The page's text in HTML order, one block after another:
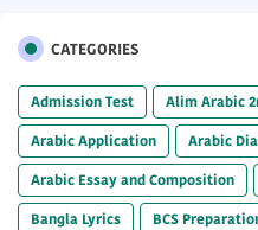
CATEGORIES
Admission Test Alim Arabic
Arabic Application
Arabic
Arabic Essay and Composition
Bangla Lyrics
BCS